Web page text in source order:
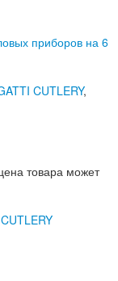
приборов на 6
CUTLERY,
товара может